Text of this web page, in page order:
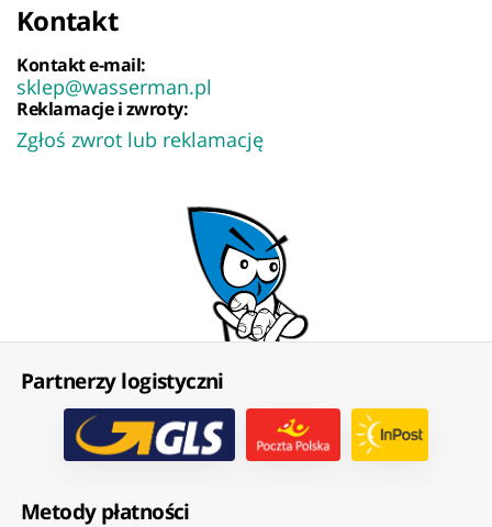
Kontakt
Kontakt e-mail:
sklep@wasserman.pl
Reklamacje i zwroty:
Zgłoś zwrot lub reklamację
Partnerzy logistyczni
Metody płatności